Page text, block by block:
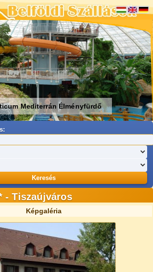
Mediterrán Élményfürdő
Keresés
- Tiszaújváros
Képgaléria